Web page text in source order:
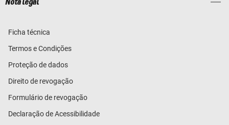
Ficha técnica
Termos e Condições
Proteção de dados
Direito de revogação
Formulário de revogação
Declaração de Acessibilidade